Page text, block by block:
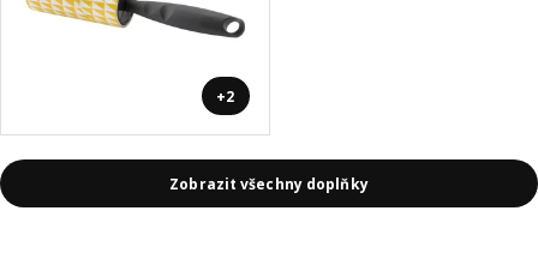
+2
Zobrazit všechny doplňky